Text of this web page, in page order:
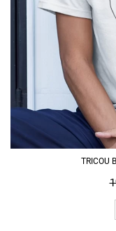
TRICOU